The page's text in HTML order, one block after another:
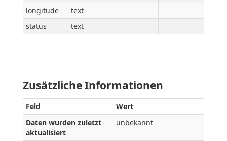
longitude
text
status
text
Zusätzliche Informationen
Feld
Wert
Daten wurden zuletzt
aktualisiert
unbekannt